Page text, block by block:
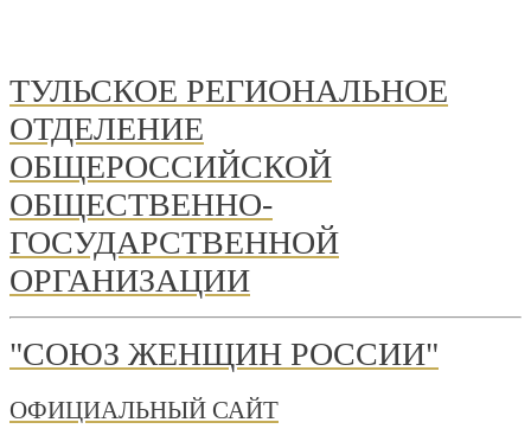
ТУЛЬСКОЕ РЕГИОНАЛЬНОЕ
ОТДЕЛЕНИЕ
ОБЩЕРОССИЙСКОЙ
ОБЩЕСТВЕННО-
ГОСУДАРСТВЕННОЙ
ОРГАНИЗАЦИИ
"СОЮЗ ЖЕНЩИН РОССИИ"
ОФИЦИАЛЬНЫЙ САЙТ